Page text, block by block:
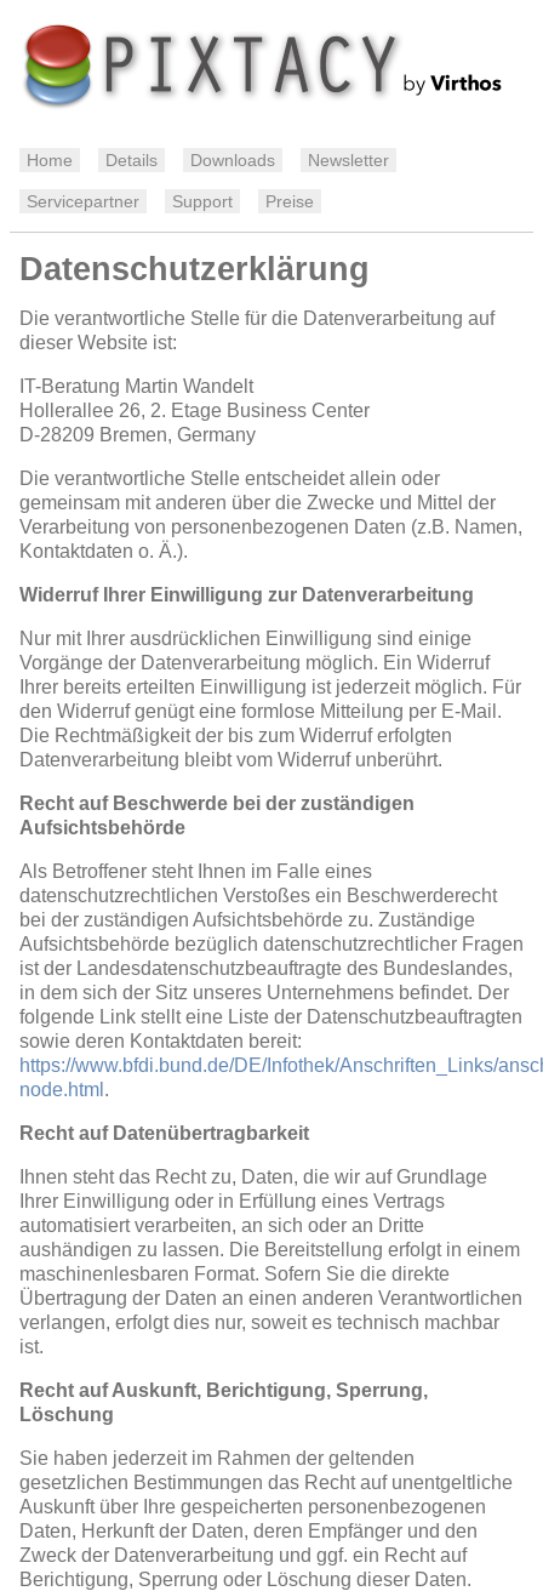
Home Details Downloads Newsletter
Servicepartner Support Preise
Datenschutzerklärung
Die verantwortliche Stelle für die Datenverarbeitung auf
dieser Website ist:
IT-Beratung Martin Wandelt
Hollerallee 26, 2. Etage Business Center
D-28209 Bremen, Germany
Die verantwortliche Stelle entscheidet allein oder
gemeinsam mit anderen über die Zwecke und Mittel der
Verarbeitung von personenbezogenen Daten (z.B. Namen,
Kontaktdaten o. Ä.).
Widerruf Ihrer Einwilligung zur Datenverarbeitung
Nur mit Ihrer ausdrücklichen Einwilligung sind einige
Vorgänge der Datenverarbeitung möglich. Ein Widerruf
Ihrer bereits erteilten Einwilligung ist jederzeit möglich. Für
den Widerruf genügt eine formlose Mitteilung per E-Mail.
Die Rechtmäßigkeit der bis zum Widerruf erfolgten
Datenverarbeitung bleibt vom Widerruf unberührt.
Recht auf Beschwerde bei der zuständigen
Aufsichtsbehörde
Als Betroffener steht Ihnen im Falle eines
datenschutzrechtlichen Verstoßes ein Beschwerderecht
bei der zuständigen Aufsichtsbehörde zu. Zuständige
Aufsichtsbehörde bezüglich datenschutzrechtlicher Fragen
ist der Landesdatenschutzbeauftragte des Bundeslandes,
in dem sich der Sitz unseres Unternehmens befindet. Der
folgende Link stellt eine Liste der Datenschutzbeauftragten
sowie deren Kontaktdaten bereit:
https://www.bfdi.bund.de/DE/Infothek/Anschriften_Links/
node.html .
Recht auf Datenübertragbarkeit
Ihnen steht das Recht zu, Daten, die wir auf Grundlage
Ihrer Einwilligung oder in Erfüllung eines Vertrags
automatisiert verarbeiten, an sich oder an Dritte
aushändigen zu lassen. Die Bereitstellung erfolgt in einem
maschinenlesbaren Format. Sofern Sie die direkte
Übertragung der Daten an einen anderen Verantwortlichen
verlangen, erfolgt dies nur, soweit es technisch machbar
ist.
Recht auf Auskunft, Berichtigung, Sperrung,
Löschung
Sie haben jederzeit im Rahmen der geltenden
gesetzlichen Bestimmungen das Recht auf unentgeltliche
Auskunft über Ihre gespeicherten personenbezogenen
Daten, Herkunft der Daten, deren Empfänger und den
Zweck der Datenverarbeitung und ggf. ein Recht auf
Berichtigung, Sperrung oder Löschung dieser Daten.